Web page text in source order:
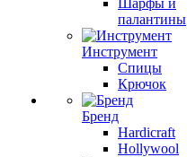
Шарфы и
палантины
Инструмент
Спицы
Крючок
Бренд
Hardicraft
Hollywool